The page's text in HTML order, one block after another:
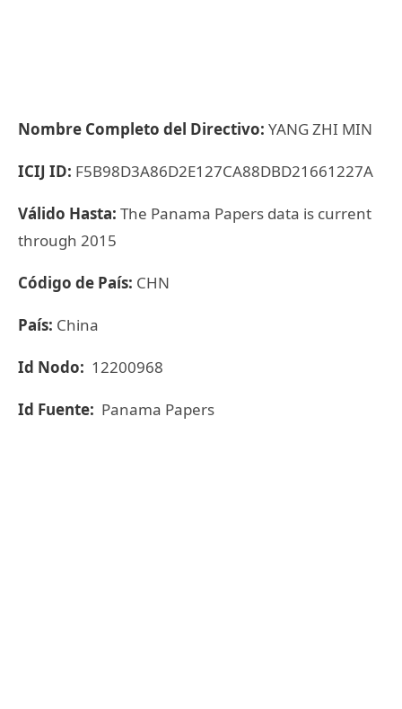
Nombre Completo del Directivo: YANG ZHI MIN
ICIJ ID: F5B98D3A86D2E127CA88DBD21661227A
Válido Hasta: The Panama Papers data is current
through 2015
Código de País: CHN
País: China
Id Nodo: 12200968
Id Fuente: Panama Papers